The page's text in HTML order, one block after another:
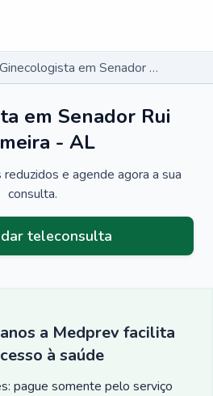
Ginecologista em Senador Rui Palmeira - AL
em Senador Rui
- AL
e agende agora a sua
consulta.
teleconsulta
a Medprev facilita
à saúde
pague somente pelo serviço